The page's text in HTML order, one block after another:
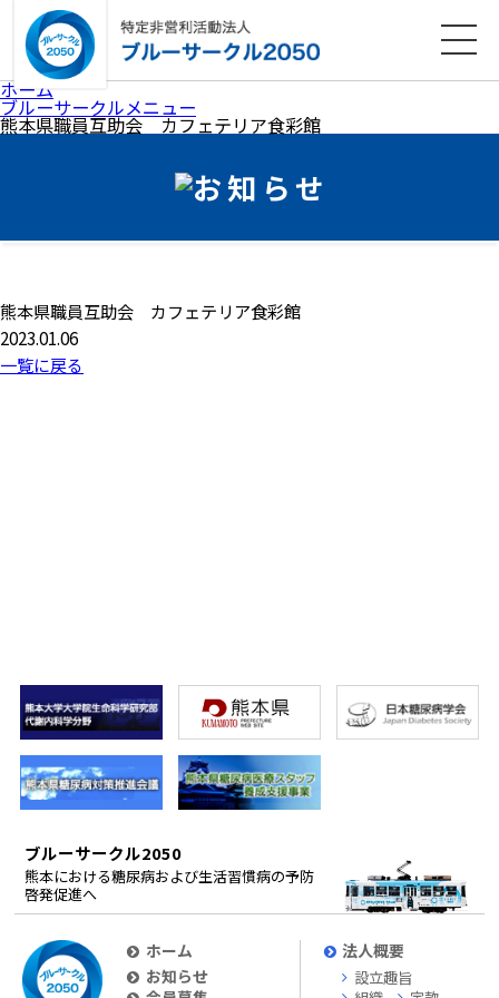
ホーム
ブルーサークルメニュー
熊本県職員互助会 カフェテリア食彩館
熊本県職員互助会 カフェテリア食彩館
2023.01.06
一覧に戻る
ブルーサークル2050
熊本における糖尿病および生活習慣病の予防
啓発促進へ
ホーム
お知らせ
法人概要
設立趣旨
ホーム
活動内容 各種ダウンロード
会員募集
サイトマップ